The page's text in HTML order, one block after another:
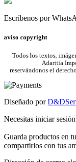
Escríbenos por
aviso copyright
Todos los textos,
Adarttia
reservándonos el
Diseñado por
Necesitas iniciar
Guarda productos en
compartirlos con tus